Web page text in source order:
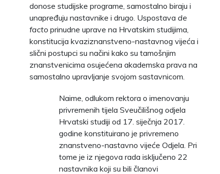
donose studijske programe, samostalno biraju i
unapređuju nastavnike i drugo. Uspostava de
facto prinudne uprave na Hrvatskim studijima,
konstitucija kvaziznanstveno-nastavnog vijeća i
slični postupci su načini kako su tamošnjim
znanstvenicima osujećena akademska prava na
samostalno upravljanje svojom sastavnicom.
Naime, odlukom rektora o imenovanju
privremenih tijela Sveučilišnog odjela
Hrvatski studiji od 17. siječnja 2017.
godine konstituirano je privremeno
znanstveno-nastavno vijeće Odjela. Pri
tome je iz njegova rada isključeno 22
nastavnika koji su bili članovi